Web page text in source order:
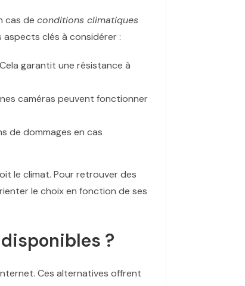
cas de conditions climatiques
clés à considérer :
garantit une résistance à
caméras peuvent fonctionner
de dommages en cas
le climat. Pour retrouver des
le choix en fonction de ses
?
Ces alternatives offrent